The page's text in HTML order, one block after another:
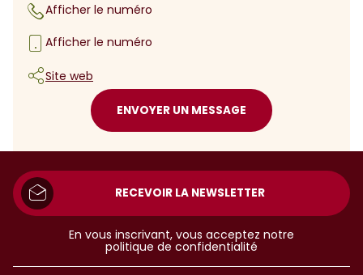
Afficher le numéro
Afficher le numéro
Site web
ENVOYER UN MESSAGE
RECEVOIR LA NEWSLETTER
En vous inscrivant, vous acceptez notre
politique de confidentialité